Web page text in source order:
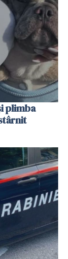
plimba